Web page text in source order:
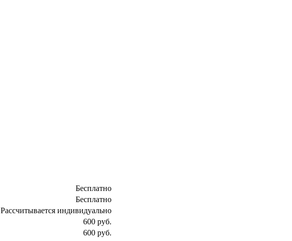
Бесплатно
Бесплатно
Рассчитывается индивидуально
600 руб.
600 руб.